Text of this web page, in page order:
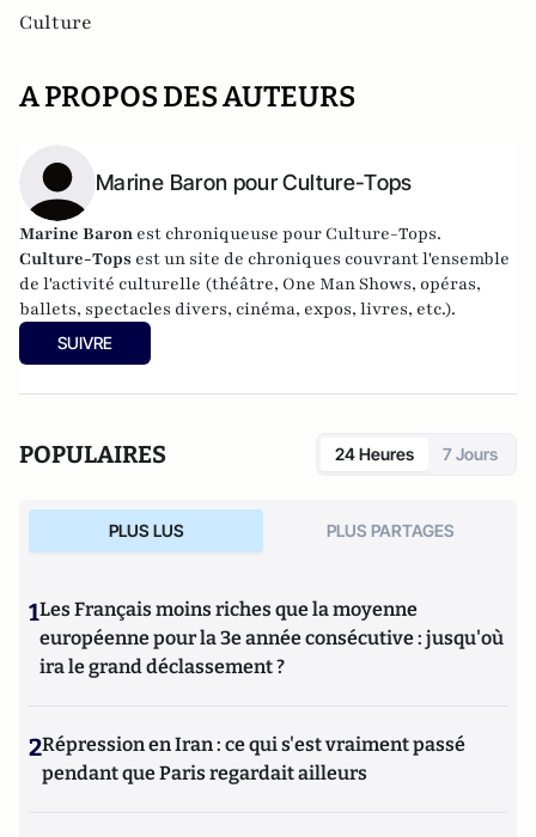
Culture
A PROPOS DES AUTEURS
Marine Baron pour Culture-Tops
Marine Baron est chroniqueuse pour Culture-Tops.
Culture-Tops est un site de chroniques couvrant l'ensemble
de l'activité culturelle (théâtre, One Man Shows, opéras,
ballets, spectacles divers, cinéma, expos, livres, etc.).
SUIVRE
POPULAIRES 24 Heures 7 Jours
PLUS LUS PLUS PARTAGES
1Les Français moins riches que la moyenne
européenne pour la 3e année consécutive : jusqu'où
ira le grand déclassement ?
2Répression en Iran : ce qui s'est vraiment passé
pendant que Paris regardait ailleurs